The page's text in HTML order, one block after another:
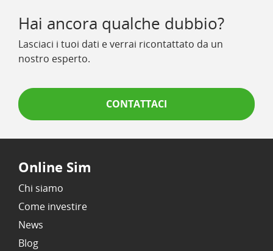
Hai ancora qualche dubbio?
Lasciaci i tuoi dati e verrai ricontattato da un
nostro esperto.
CONTATTACI
Online Sim
Chi siamo
Come investire
News
Blog